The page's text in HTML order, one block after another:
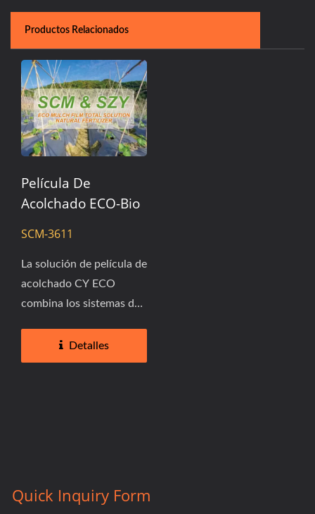
Productos Relacionados
Película De
Acolchado ECO-Bio
SCM-3611
La solución de película de
acolchado CY ECO
combina los sistemas de
cabezal...
Detalles